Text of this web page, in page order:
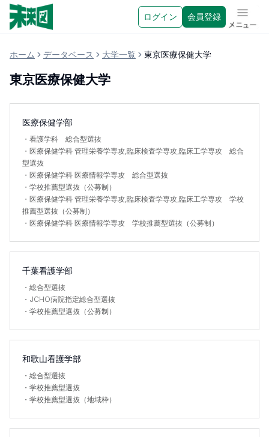
ログイン 会員登録 メニュ
ホーム データベース 大学一覧 東京医療保健大学
東京医療保健大学
医療保健学部
・ 看護学科 総合型選抜
・ 医療保健学科 管理栄養学専攻,臨床検査学専攻,臨床工学専攻 総合
型選抜
・ 医療保健学科 医療情報学専攻 総合型選抜
・ 学校推薦型選抜（公募制）
・ 医療保健学科 管理栄養学専攻,臨床検査学専攻,臨床工学専攻 学校
推薦型選抜（公募制）
・ 医療保健学科 医療情報学専攻 学校推薦型選抜（公募制）
千葉看護学部
・ 総合型選抜
・ JCHO病院指定総合型選抜
・ 学校推薦型選抜（公募制）
和歌山看護学部
・ 総合型選抜
・ 学校推薦型選抜
・ 学校推薦型選抜（地域枠）